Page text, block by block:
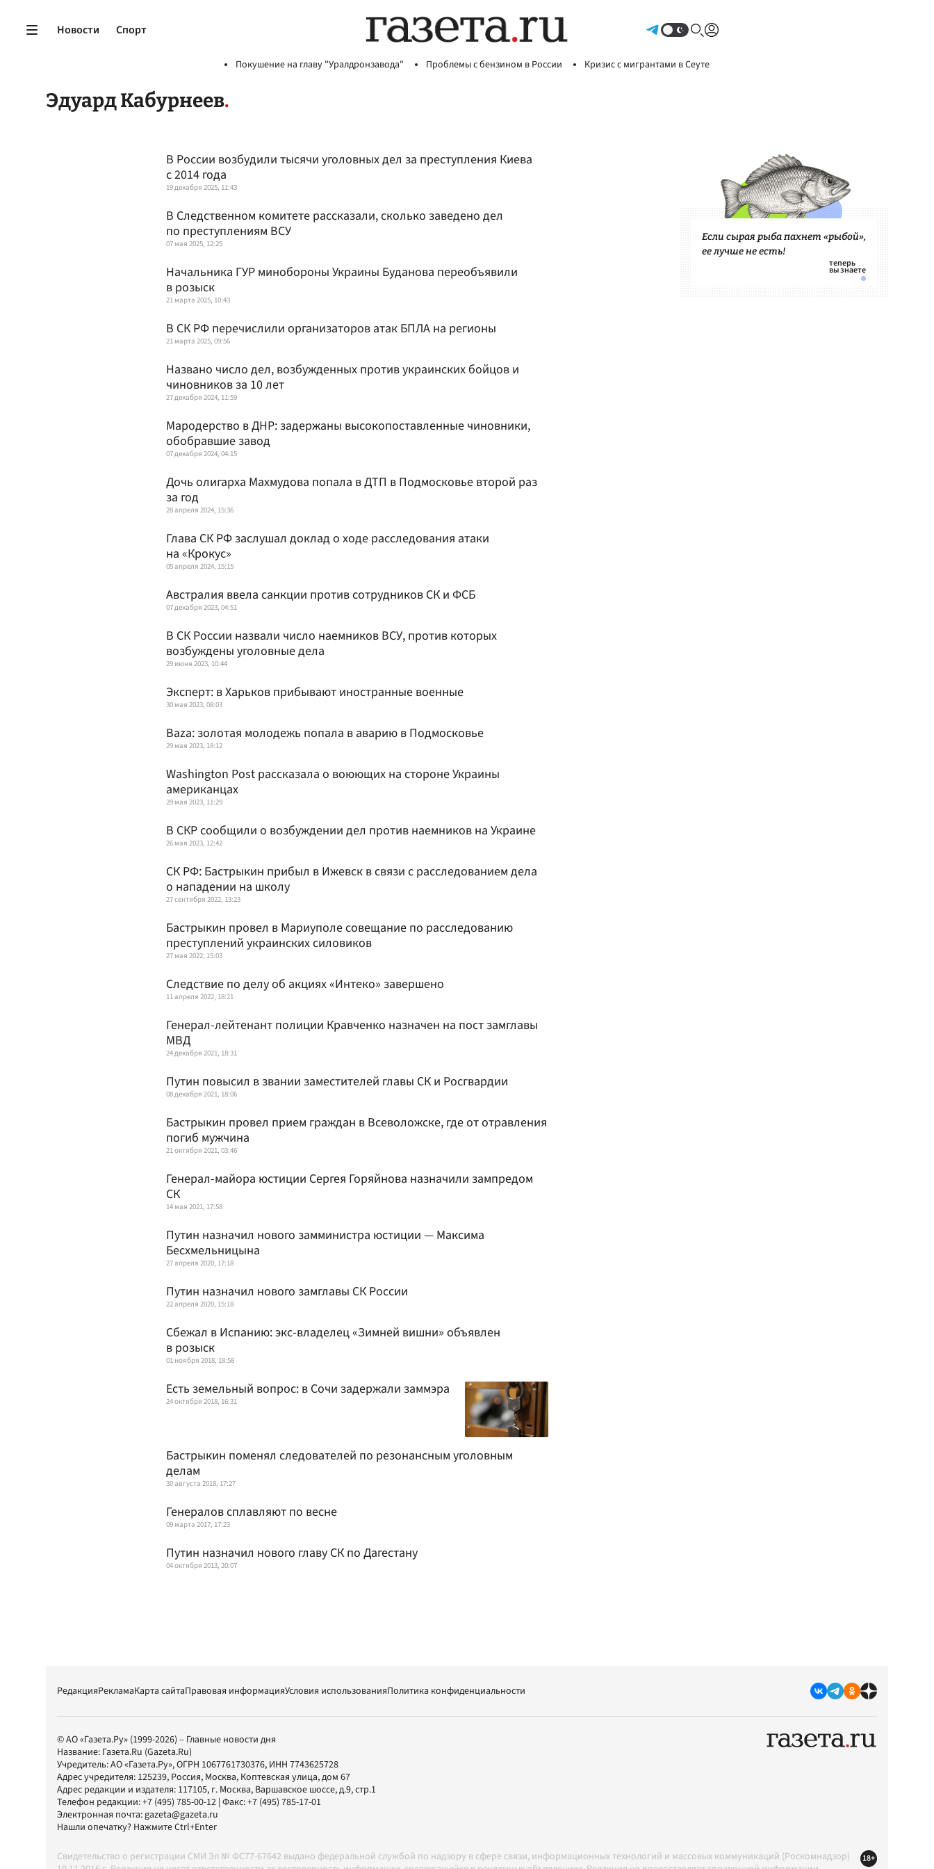
Новости Спорт
Покушение на главу "Уралдронзавода" Проблемы с бензином в России Кризис с мигрантами в Сеуте
Эдуард Кабурнеев
В России возбудили тысячи уголовных дел за преступления Киева
с 2014 года
19 декабря 2025, 11:43
В Следственном комитете рассказали, сколько заведено дел
по преступлениям ВСУ
07 мая 2025, 12:25
Начальника ГУР минобороны Украины Буданова переобъявили
в розыск
21 марта 2025, 10:43
В СК РФ перечислили организаторов атак БПЛА на регионы
21 марта 2025, 09:56
Названо число дел, возбужденных против украинских бойцов и
чиновников за 10 лет
27 декабря 2024, 11:59
Мародерство в ДНР: задержаны высокопоставленные чиновники,
обобравшие завод
07 декабря 2024, 04:15
Дочь олигарха Махмудова попала в ДТП в Подмосковье второй раз
за год
28 апреля 2024, 15:36
Глава СК РФ заслушал доклад о ходе расследования атаки
на «Крокус»
05 апреля 2024, 15:15
Австралия ввела санкции против сотрудников СК и ФСБ
07 декабря 2023, 04:51
В СК России назвали число наемников ВСУ, против которых
возбуждены уголовные дела
29 июня 2023, 10:44
Эксперт: в Харьков прибывают иностранные военные
30 мая 2023, 08:03
Baza: золотая молодежь попала в аварию в Подмосковье
29 мая 2023, 18:12
Washington Post рассказала о воюющих на стороне Украины
американцах
29 мая 2023, 11:29
В СКР сообщили о возбуждении дел против наемников на Украине
26 мая 2023, 12:42
СК РФ: Бастрыкин прибыл в Ижевск в связи с расследованием дела
о нападении на школу
27 сентября 2022, 13:23
Бастрыкин провел в Мариуполе совещание по расследованию
преступлений украинских силовиков
27 мая 2022, 15:03
Следствие по делу об акциях «Интеко» завершено
11 апреля 2022, 18:21
Генерал-лейтенант полиции Кравченко назначен на пост замглавы
МВД
24 декабря 2021, 18:31
Путин повысил в звании заместителей главы СК и Росгвардии
08 декабря 2021, 18:06
Бастрыкин провел прием граждан в Всеволожске, где от отравления
погиб мужчина
21 октября 2021, 03:46
Генерал-майора юстиции Сергея Горяйнова назначили зампредом
СК
14 мая 2021, 17:58
Путин назначил нового замминистра юстиции — Максима
Бесхмельницына
27 апреля 2020, 17:18
Путин назначил нового замглавы СК России
22 апреля 2020, 15:18
Сбежал в Испанию: экс-владелец «Зимней вишни» объявлен
в розыск
01 ноября 2018, 18:58
Есть земельный вопрос: в Сочи задержали заммэра
24 октября 2018, 16:31
Бастрыкин поменял следователей по резонансным уголовным
делам
30 августа 2018, 17:27
Генералов сплавляют по весне
09 марта 2017, 17:23
Путин назначил нового главу СК по Дагестану
04 октября 2013, 20:07
Если сырая рыба пахнет «рыбой»,
ее лучше не есть!
РедакцияРекламаКарта сайтаПравовая информацияУсловия использованияПолитика конфиденциальности
© АО «Газета.Ру» (1999-2026) – Главные новости дня
Название: Газета.Ru (Gazeta.Ru)
Учредитель:АО «Газета.Ру», ОГРН 1067761730376, ИНН 7743625728
Адрес учредителя: 125239, Россия, Москва, Коптевская улица, дом 67
Адрес редакции и издателя: 117105, г. Москва, Варшавское шоссе, д.9, стр.1
Телефон редакции:+7 (495) 785-00-12 | Факс:+7 (495) 785-17-01
Электронная почта:gazeta@gazeta.ru
Нашли опечатку? Нажмите Ctrl+Enter
Свидетельство о регистрации СМИ Эл № ФС77-67642 выдано федеральной службой по надзору в сфере связи, информационных технологий и массовых коммуникаций (Роскомнадзор)
18+